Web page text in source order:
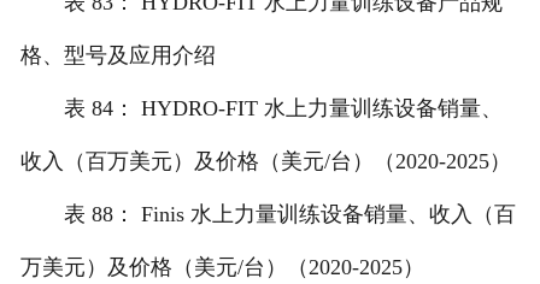
格、型号及应用介绍
表 84： HYDRO-FIT 水上力量训练设备销量、
收入（百万美元）及价格（美元/台）（2020-2025）
表 88： Finis 水上力量训练设备销量、收入（百
万美元）及价格（美元/台）（2020-2025）